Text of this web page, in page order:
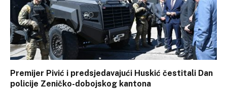
Premijer Pivić i predsjedavajući Huskić čestitali Dan
policije Zeničko-dobojskog kantona